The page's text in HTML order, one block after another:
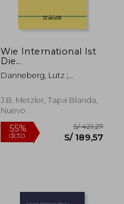
Wie International Ist
Die
Literaturwissenschaft?:
Methoden- Und
Den
Literaturwissenschaften:
Besonderheiten Und
Interk (en Alemán)
Danneberg, Lutz ;
J.B. Metzler, Tapa Blanda,
Nuevo